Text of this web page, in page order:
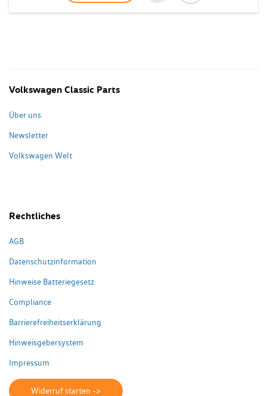
Volkswagen Classic Parts
Über uns
Newsletter
Volkswagen Welt
Rechtliches
AGB
Datenschutzinformation
Hinweise Batteriegesetz
Compliance
Barrierefreiheitserklärung
Hinweisgebersystem
Impressum
Widerruf starten ->